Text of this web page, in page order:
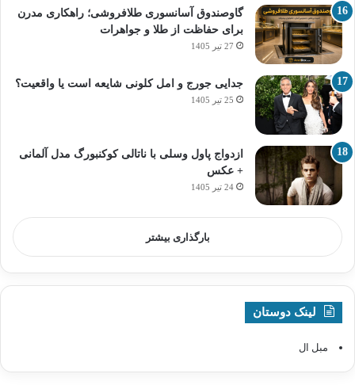
گاوصندوق آسانسوری طلافروشی؛ راهکاری مدرن
برای حفاظت از طلا و جواهرات
27 تیر 1405
جدایی جورج و امل کلونی شایعه است یا واقعیت؟
25 تیر 1405
ازدواج پاول وسلی با ناتالی کوکنبورگ مدل آلمانی
+ عکس
24 تیر 1405
بارگذاری بیشتر
لینک دوستان
مبل ال